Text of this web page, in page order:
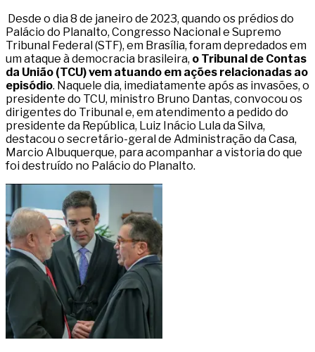
Desde o dia 8 de janeiro de 2023, quando os prédios do
Palácio do Planalto, Congresso Nacional e Supremo
Tribunal Federal (STF), em Brasília, foram depredados em
um ataque à democracia brasileira, o Tribunal de Contas
da União (TCU) vem atuando em ações relacionadas ao
episódio. Naquele dia, imediatamente após as invasões, o
presidente do TCU, ministro Bruno Dantas, convocou os
dirigentes do Tribunal e, em atendimento a pedido do
presidente da República, Luiz Inácio Lula da Silva,
destacou o secretário-geral de Administração da Casa,
Marcio Albuquerque, para acompanhar a vistoria do que
foi destruído no Palácio do Planalto.